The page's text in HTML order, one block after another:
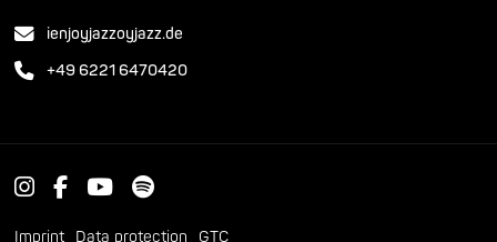
ienjoyjazzoyjazz.de
+49 6221 6470420
Imprint Data protection GTC